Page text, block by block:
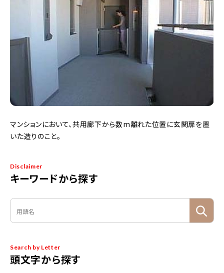
Disclaimer
キーワードから探す
Search by Letter
頭文字から探す
マンションにおいて、共用廊下から数m離れた位置に玄関扉を置
いた造りのこと。